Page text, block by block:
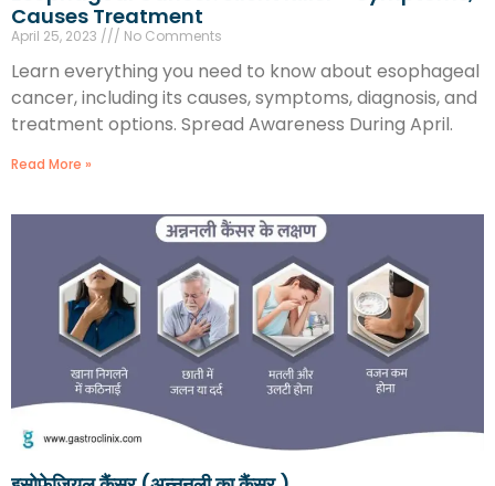
Causes Treatment
April 25, 2023 No Comments
Learn everything you need to know about esophageal
cancer, including its causes, symptoms, diagnosis, and
treatment options. Spread Awareness During April.
Read More »